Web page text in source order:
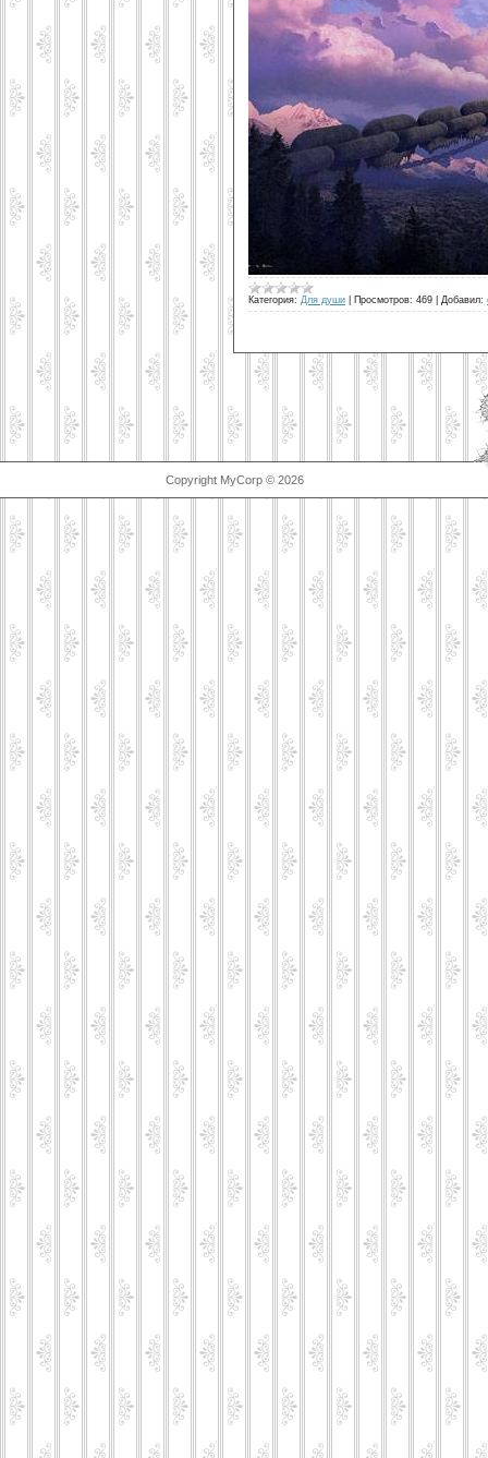
Категория: Для души Просмотров: 469 Добавил:
Copyright MyCorp © 2026